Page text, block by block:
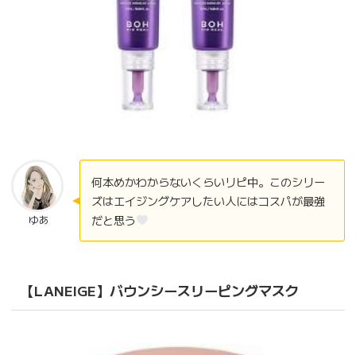
ゆあ
何本めかわからないくらいリピ中。このシリー
ズはエイジングケアしたい人にはコスパが最強
だと思う
【LANEIGE】 バウンシースリーピングマスク